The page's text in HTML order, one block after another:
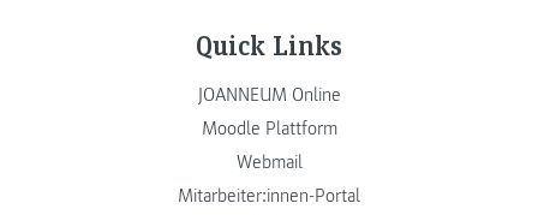
Quick Links
JOANNEUM Online
Moodle Plattform
Webmail
Mitarbeiter:innen-Portal